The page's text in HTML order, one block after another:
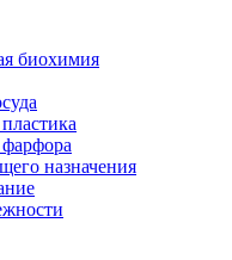
биохимия
назначения